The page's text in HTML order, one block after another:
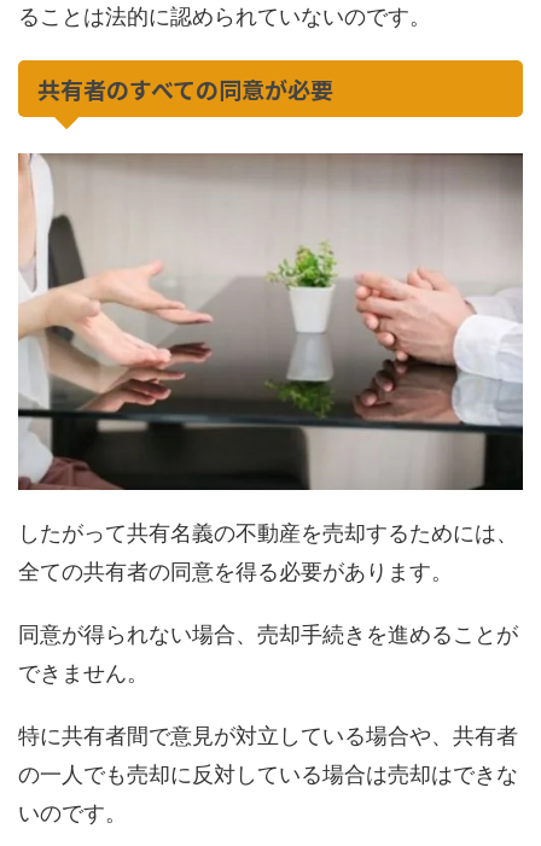
ることは法的に認められていないのです。
共有者のすべての同意が必要
したがって共有名義の不動産を売却するためには、
全ての共有者の同意を得る必要があります。
同意が得られない場合、売却手続きを進めることが
できません。
特に共有者間で意見が対立している場合や、共有者
の一人でも売却に反対している場合は売却はできな
いのです。